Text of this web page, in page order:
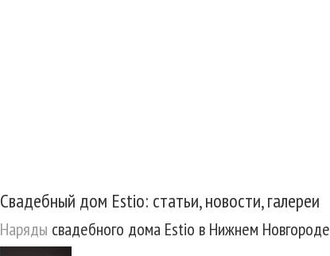
Свадебный дом Estio: статьи, новости, галереи
Наряды свадебного дома Estio в Нижнем Новгороде